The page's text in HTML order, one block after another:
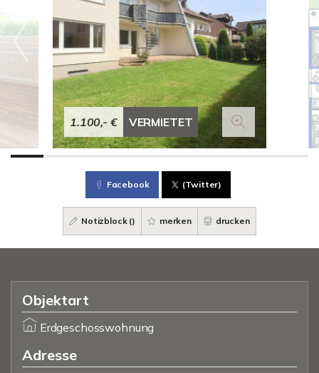
1.100,- € VERMIETET
Facebook (Twitter)
Notizblock () merken drucken
Objektart
Erdgeschosswohnung
Adresse